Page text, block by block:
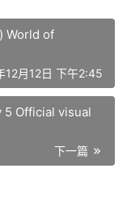
World of
12月12日 下午2:45
5 Official visual
下一篇